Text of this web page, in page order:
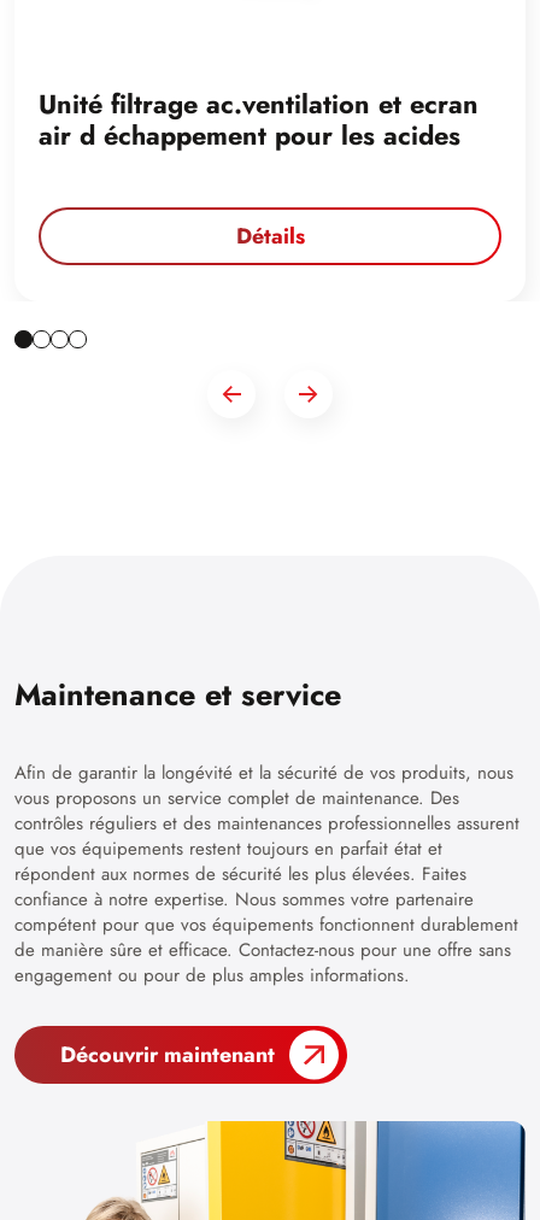
Unité filtrage ac.ventilation et ecran
air d échappement pour les acides
Détails
Maintenance et service
Afin de garantir la longévité et la sécurité de vos produits, nous
vous proposons un service complet de maintenance. Des
contrôles réguliers et des maintenances professionnelles assurent
que vos équipements restent toujours en parfait état et
répondent aux normes de sécurité les plus élevées. Faites
confiance à notre expertise. Nous sommes votre partenaire
compétent pour que vos équipements fonctionnent durablement
de manière sûre et efficace. Contactez-nous pour une offre sans
engagement ou pour de plus amples informations.
Découvrir maintenant